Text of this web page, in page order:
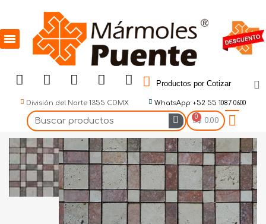
Productos por Cotizar
División del Norte 1355 CDMX WhatsApp +52 55 1087 0600
$ 0.00